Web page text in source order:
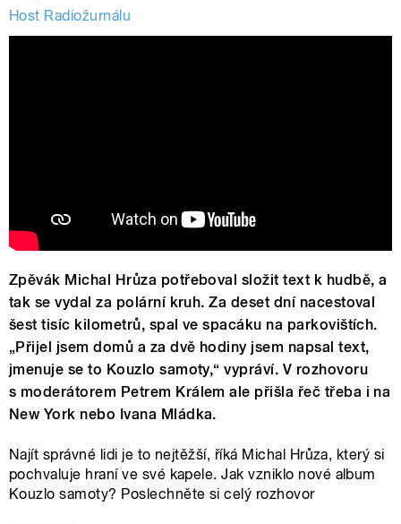
Host Radiožurnálu
Zpěvák Michal Hrůza potřeboval složit text k hudbě, a
tak se vydal za polární kruh. Za deset dní nacestoval
šest tisíc kilometrů, spal ve spacáku na parkovištích.
„Přijel jsem domů a za dvě hodiny jsem napsal text,
jmenuje se to Kouzlo samoty,“ vypráví. V rozhovoru
s moderátorem Petrem Králem ale přišla řeč třeba i na
New York nebo Ivana Mládka.
Najít správné lidi je to nejtěžší, říká Michal Hrůza, který si
pochvaluje hraní ve své kapele. Jak vzniklo nové album
Kouzlo samoty? Poslechněte si celý rozhovor